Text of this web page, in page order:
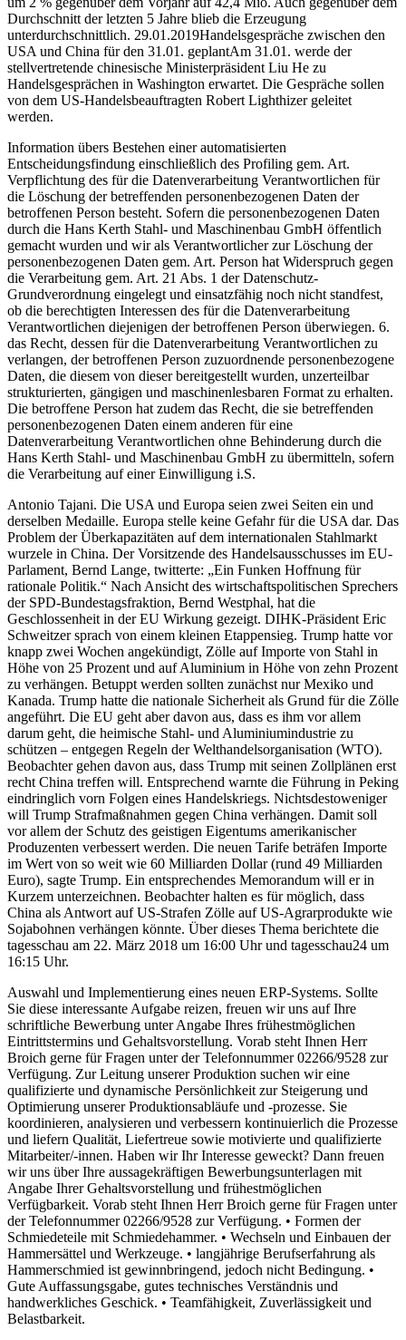
Durchschnitt der letzten 5 Jahre blieb die Erzeugung
unterdurchschnittlich. 29.01.2019Handelsgespräche zwischen den
USA und China für den 31.01. geplantAm 31.01. werde der
stellvertretende chinesische Ministerpräsident Liu He zu
Handelsgesprächen in Washington erwartet. Die Gespräche sollen
von dem US-Handelsbeauftragten Robert Lighthizer geleitet
werden.
Information übers Bestehen einer automatisierten
Entscheidungsfindung einschließlich des Profiling gem. Art.
Verpflichtung des für die Datenverarbeitung Verantwortlichen für
die Löschung der betreffenden personenbezogenen Daten der
betroffenen Person besteht. Sofern die personenbezogenen Daten
durch die Hans Kerth Stahl- und Maschinenbau GmbH öffentlich
gemacht wurden und wir als Verantwortlicher zur Löschung der
personenbezogenen Daten gem. Art. Person hat Widerspruch gegen
die Verarbeitung gem. Art. 21 Abs. 1 der Datenschutz-
Grundverordnung eingelegt und einsatzfähig noch nicht standfest,
ob die berechtigten Interessen des für die Datenverarbeitung
Verantwortlichen diejenigen der betroffenen Person überwiegen. 6.
das Recht, dessen für die Datenverarbeitung Verantwortlichen zu
verlangen, der betroffenen Person zuzuordnende personenbezogene
Daten, die diesem von dieser bereitgestellt wurden, unzerteilbar
strukturierten, gängigen und maschinenlesbaren Format zu erhalten.
Die betroffene Person hat zudem das Recht, die sie betreffenden
personenbezogenen Daten einem anderen für eine
Datenverarbeitung Verantwortlichen ohne Behinderung durch die
Hans Kerth Stahl- und Maschinenbau GmbH zu übermitteln, sofern
die Verarbeitung auf einer Einwilligung i.S.
Antonio Tajani. Die USA und Europa seien zwei Seiten ein und
derselben Medaille. Europa stelle keine Gefahr für die USA dar. Das
Problem der Überkapazitäten auf dem internationalen Stahlmarkt
wurzele in China. Der Vorsitzende des Handelsausschusses im EU-
Parlament, Bernd Lange, twitterte: „Ein Funken Hoffnung für
rationale Politik.“ Nach Ansicht des wirtschaftspolitischen Sprechers
der SPD-Bundestagsfraktion, Bernd Westphal, hat die
Geschlossenheit in der EU Wirkung gezeigt. DIHK-Präsident Eric
Schweitzer sprach von einem kleinen Etappensieg. Trump hatte vor
knapp zwei Wochen angekündigt, Zölle auf Importe von Stahl in
Höhe von 25 Prozent und auf Aluminium in Höhe von zehn Prozent
zu verhängen. Betuppt werden sollten zunächst nur Mexiko und
Kanada. Trump hatte die nationale Sicherheit als Grund für die Zölle
angeführt. Die EU geht aber davon aus, dass es ihm vor allem
darum geht, die heimische Stahl- und Aluminiumindustrie zu
schützen – entgegen Regeln der Welthandelsorganisation (WTO).
Beobachter gehen davon aus, dass Trump mit seinen Zollplänen erst
recht China treffen will. Entsprechend warnte die Führung in Peking
eindringlich vorn Folgen eines Handelskriegs. Nichtsdestoweniger
will Trump Strafmaßnahmen gegen China verhängen. Damit soll
vor allem der Schutz des geistigen Eigentums amerikanischer
Produzenten verbessert werden. Die neuen Tarife beträfen Importe
im Wert von so weit wie 60 Milliarden Dollar (rund 49 Milliarden
Euro), sagte Trump. Ein entsprechendes Memorandum will er in
Kurzem unterzeichnen. Beobachter halten es für möglich, dass
China als Antwort auf US-Strafen Zölle auf US-Agrarprodukte wie
Sojabohnen verhängen könnte. Über dieses Thema berichtete die
tagesschau am 22. März 2018 um 16:00 Uhr und tagesschau24 um
16:15 Uhr.
Auswahl und Implementierung eines neuen ERP-Systems. Sollte
Sie diese interessante Aufgabe reizen, freuen wir uns auf Ihre
schriftliche Bewerbung unter Angabe Ihres frühestmöglichen
Eintrittstermins und Gehaltsvorstellung. Vorab steht Ihnen Herr
Broich gerne für Fragen unter der Telefonnummer 02266/9528 zur
Verfügung. Zur Leitung unserer Produktion suchen wir eine
qualifizierte und dynamische Persönlichkeit zur Steigerung und
Optimierung unserer Produktionsabläufe und -prozesse. Sie
koordinieren, analysieren und verbessern kontinuierlich die Prozesse
und liefern Qualität, Liefertreue sowie motivierte und qualifizierte
Mitarbeiter/-innen. Haben wir Ihr Interesse geweckt? Dann freuen
wir uns über Ihre aussagekräftigen Bewerbungsunterlagen mit
Angabe Ihrer Gehaltsvorstellung und frühestmöglichen
Verfügbarkeit. Vorab steht Ihnen Herr Broich gerne für Fragen unter
der Telefonnummer 02266/9528 zur Verfügung. • Formen der
Schmiedeteile mit Schmiedehammer. • Wechseln und Einbauen der
Hammersättel und Werkzeuge. • langjährige Berufserfahrung als
Hammerschmied ist gewinnbringend, jedoch nicht Bedingung. •
Gute Auffassungsgabe, gutes technisches Verständnis und
handwerkliches Geschick. • Teamfähigkeit, Zuverlässigkeit und
Belastbarkeit.